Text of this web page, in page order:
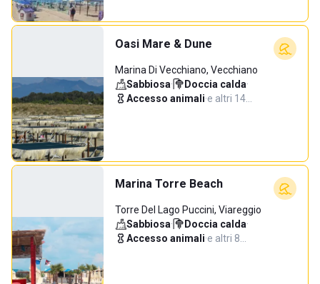
Oasi Mare & Dune
Marina Di Vecchiano, Vecchiano
Sabbiosa· Doccia calda·
Accesso animali·e altri 14…
Marina Torre Beach
Torre Del Lago Puccini, Viareggio
Sabbiosa· Doccia calda·
Accesso animali·e altri 8…